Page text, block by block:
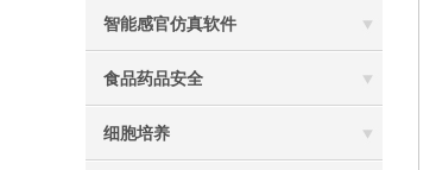
智能感官仿真软件
食品药品安全
细胞培养